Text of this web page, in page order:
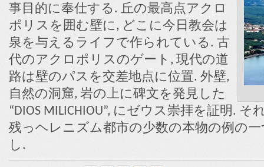
事目的に奉仕する. 丘の最高点アクロ
ポリスを囲む壁に, どこに今日教会は
泉を与えるライフで作られている. 古
代のアクロポリスのゲート, 現代の道
路は壁のパスを交差地点に位置. 外壁,
自然の洞窟, 岩の上に碑文を発見した
“DIOS MILICHIOU”, にゼウス崇拝を証明.
残っヘレニズム都市の少数の本物の例の
し.